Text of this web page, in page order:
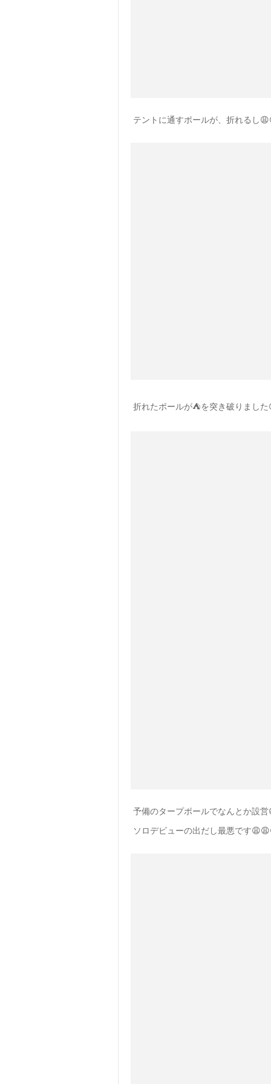
テントに通すポールが、折れるし
折れたポールが⛺️を突き破りまし
予備のタープポールでなんとか設営
ソロデビューの出だし最悪です